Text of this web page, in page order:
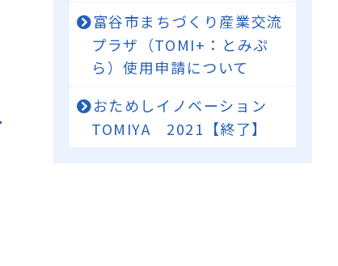
富谷市まちづくり産業交流
プラザ（TOMI+：とみぷ
ら）使用申請について
おためしイノベーション
TOMIYA 2021【終了】